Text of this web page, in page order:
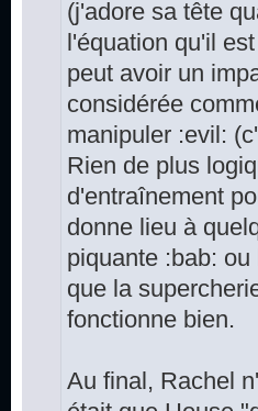
(j'adore sa tête
l'équation qu'il
peut avoir un
considérée
manipuler :evil:
Rien de plus
d'entraînement
donne lieu à
piquante :bab:
que la
fonctionne bien.
Au final, Rachel